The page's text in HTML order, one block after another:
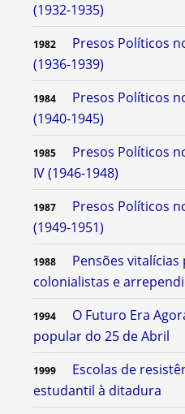
(1932-1935)
1982
Presos Políticos
(1936-1939)
1984
Presos Políticos
(1940-1945)
1985
Presos Políticos
IV (1946-1948)
1987
Presos Políticos
(1949-1951)
1988
Pensões vitalícias
colonialistas e
1994
O Futuro Era
popular do 25 de Abril
1999
Escolas de
estudantil à ditadura